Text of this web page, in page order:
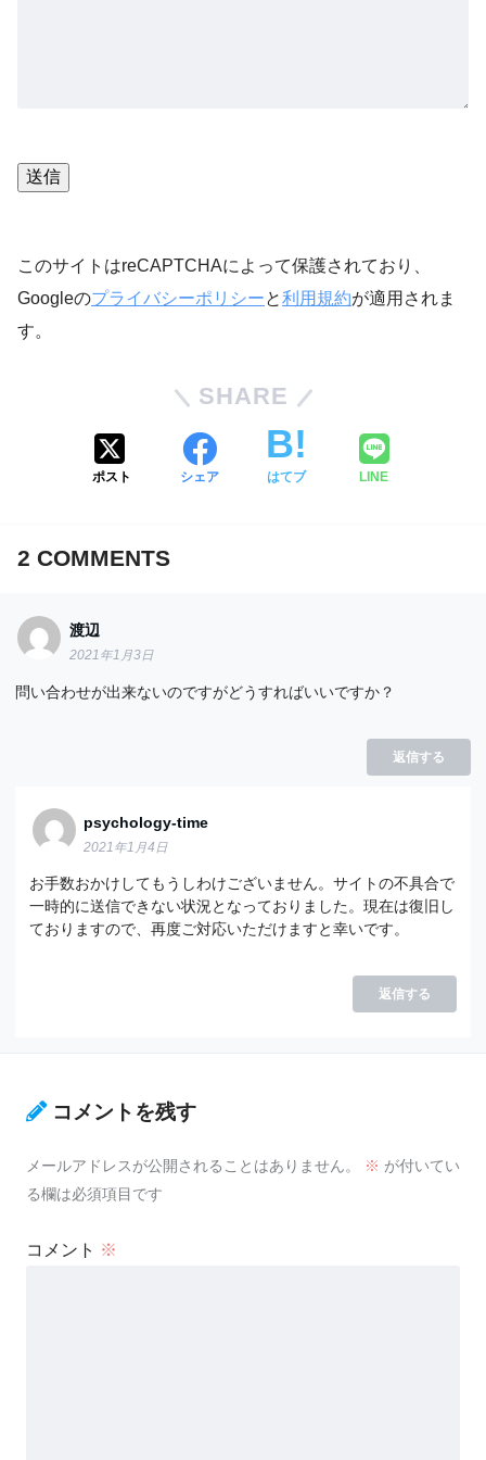
送信
このサイトはreCAPTCHAによって保護されており、
Googleのプライバシーポリシーと利用規約が適用されま
す。
SHARE
ポスト シェア はてブ LINE
2 COMMENTS
渡辺
2021年1月3日
問い合わせが出来ないのですがどうすればいいですか？
返信する
psychology-time
2021年1月4日
お手数おかけしてもうしわけございません。サイトの不具合で
一時的に送信できない状況となっておりました。現在は復旧し
ておりますので、再度ご対応いただけますと幸いです。
返信する
コメントを残す
メールアドレスが公開されることはありません。 ※ が付いてい
る欄は必須項目です
コメント ※